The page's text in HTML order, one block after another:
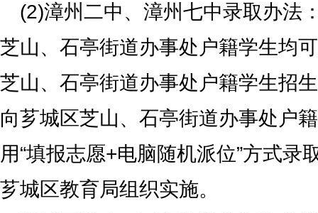
(2)漳州二中、漳州七中录取办法
芝山、石亭街道办事处户籍学生均
芝山、石亭街道办事处户籍学生招
向芗城区芝山、石亭街道办事处户
用“填报志愿+电脑随机派位”方式录
芗城区教育局组织实施。